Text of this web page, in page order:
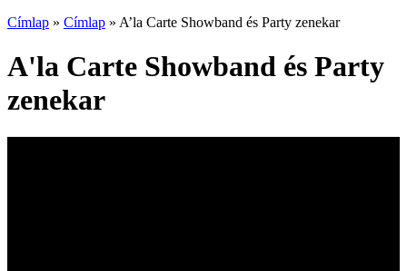
Címlap » Címlap » A’la Carte Showband és Party zenekar
A'la Carte Showband és Party
zenekar